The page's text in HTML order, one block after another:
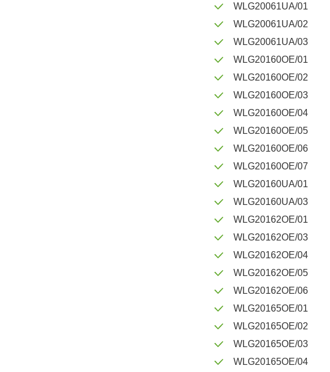
WLG20061UA/01
WLG20061UA/02
WLG20061UA/03
WLG20160OE/01
WLG20160OE/02
WLG20160OE/03
WLG20160OE/04
WLG20160OE/05
WLG20160OE/06
WLG20160OE/07
WLG20160UA/01
WLG20160UA/03
WLG20162OE/01
WLG20162OE/03
WLG20162OE/04
WLG20162OE/05
WLG20162OE/06
WLG20165OE/01
WLG20165OE/02
WLG20165OE/03
WLG20165OE/04